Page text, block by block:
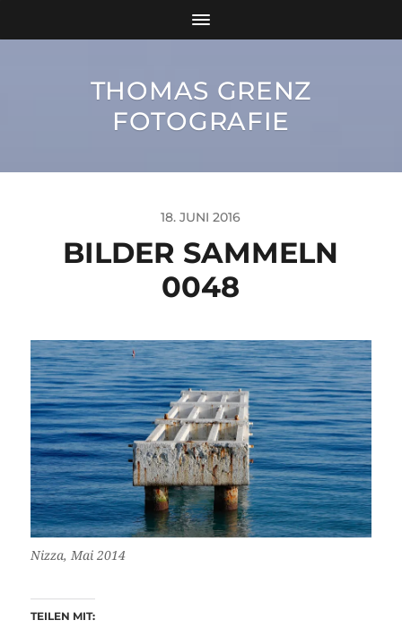
THOMAS GRENZ
FOTOGRAFIE
18. JUNI 2016
BILDER SAMMELN
0048
Nizza, Mai 2014
TEILEN MIT: